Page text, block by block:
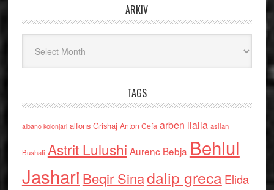
ARKIV
TAGS
albano kolonjari alfons Grishaj Anton Cefa arben llalla asllan
Bushati Astrit Lulushi Aurenc Bebja Behlul
Jashari Beqir Sinadalip grecaElida